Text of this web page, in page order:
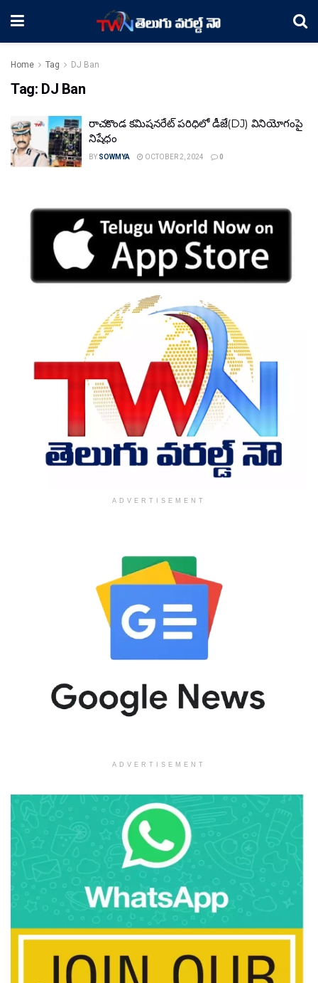
Home Tag DJ Ban
Tag: DJ Ban
రాచకొండ కమిషనరేట్ పరిధిలో డీజే(DJ) వినియోగంపై
నిషేధం
BY SOWMYA OCTOBER 2, 2024 0
ADVERTISEMENT
ADVERTISEMENT